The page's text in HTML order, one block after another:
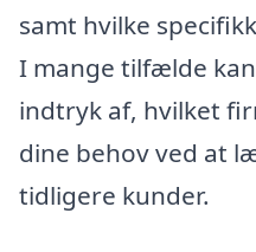
samt hvilke
I mange tilfælde
indtryk af, hvilket
dine behov ved at
tidligere kunder.